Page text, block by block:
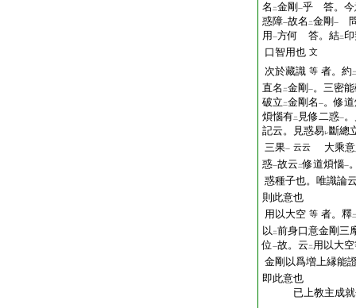
名 二金剛 一乎 答。今
惑障一故名 二金剛 一
用 一方何 答。結二
口智用也 文
次於藏識 等 者。約 二
直名 二金剛 一。三密
破立 二金剛名 一。修
煩惱有二 見修二惑一
記云。見惑易レ斷總
三果一 云云
大乘意
惑一故云 二修道煩惱一
惑種子也。唯識論
則此意也
用以大空 等 者。釋二
以 二前身口意金剛三
位 一故。云 二 用以大
金剛以爲増上縁能
即此意也
已上教主成就